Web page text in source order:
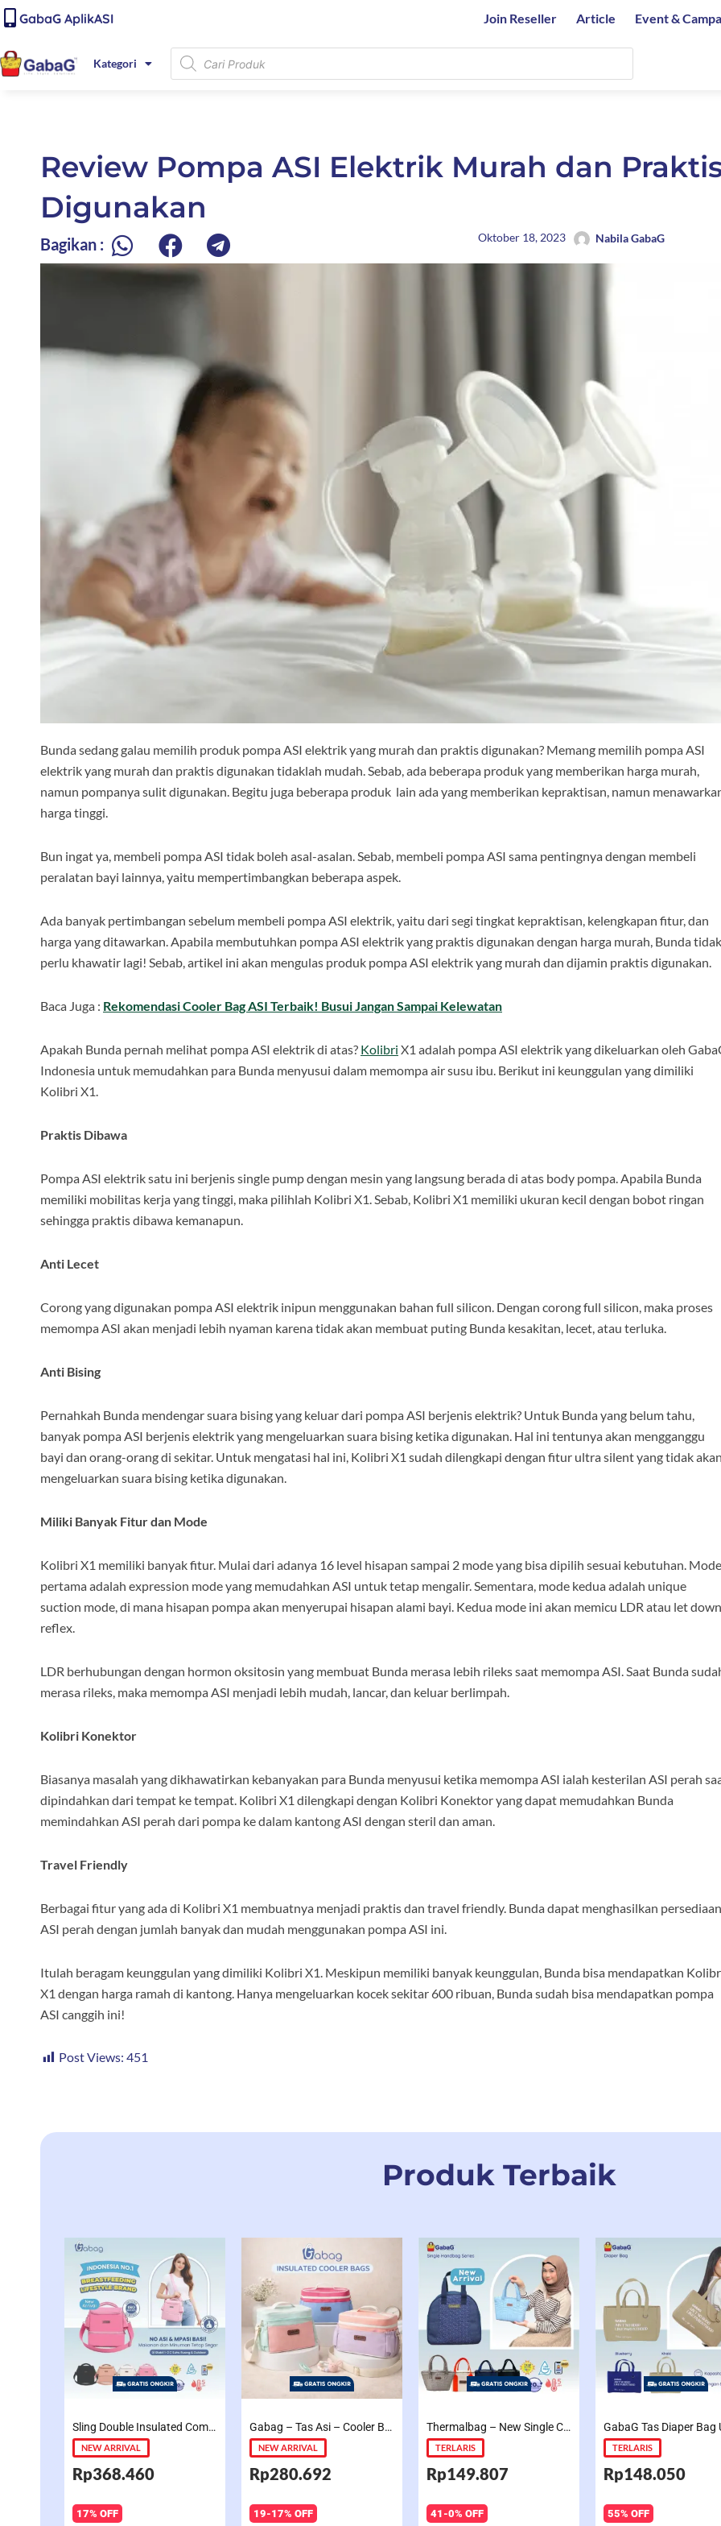
content
Lewati
ke
konten
GabaG AplikASI Join Reseller Article Event &
Kategori
Products
search
Review Pompa ASI Elektrik Murah dan
Digunakan
Bagikan : Oktober 18, 2023 Nabila GabaG
Bunda sedang galau memilih produk pompa ASI elektrik yang murah dan praktis digunakan? Memang memilih pompa ASI
elektrik yang murah dan praktis digunakan tidaklah mudah. Sebab, ada beberapa produk yang memberikan harga murah,
namun pompanya sulit digunakan. Begitu juga beberapa produk lain ada yang memberikan kepraktisan, namun
harga tinggi.
Bun ingat ya, membeli pompa ASI tidak boleh asal-asalan. Sebab, membeli pompa ASI sama pentingnya dengan membeli
peralatan bayi lainnya, yaitu mempertimbangkan beberapa aspek.
Ada banyak pertimbangan sebelum membeli pompa ASI elektrik, yaitu dari segi tingkat kepraktisan, kelengkapan fitur, dan
harga yang ditawarkan. Apabila membutuhkan pompa ASI elektrik yang praktis digunakan dengan harga murah, Bunda tidak
perlu khawatir lagi! Sebab, artikel ini akan mengulas produk pompa ASI elektrik yang murah dan dijamin praktis digunakan.
Baca Juga : Rekomendasi Cooler Bag ASI Terbaik! Busui Jangan Sampai Kelewatan
Apakah Bunda pernah melihat pompa ASI elektrik di atas? Kolibri X1 adalah pompa ASI elektrik yang dikeluarkan oleh
Indonesia untuk memudahkan para Bunda menyusui dalam memompa air susu ibu. Berikut ini keunggulan yang dimiliki
Kolibri X1.
Praktis Dibawa
Pompa ASI elektrik satu ini berjenis single pump dengan mesin yang langsung berada di atas body pompa. Apabila Bunda
memiliki mobilitas kerja yang tinggi, maka pilihlah Kolibri X1. Sebab, Kolibri X1 memiliki ukuran kecil dengan bobot ringan
sehingga praktis dibawa kemanapun.
Anti Lecet
Corong yang digunakan pompa ASI elektrik inipun menggunakan bahan full silicon. Dengan corong full silicon, maka proses
memompa ASI akan menjadi lebih nyaman karena tidak akan membuat puting Bunda kesakitan, lecet, atau terluka.
Anti Bising
Pernahkah Bunda mendengar suara bising yang keluar dari pompa ASI berjenis elektrik? Untuk Bunda yang belum tahu,
banyak pompa ASI berjenis elektrik yang mengeluarkan suara bising ketika digunakan. Hal ini tentunya akan mengganggu
bayi dan orang-orang di sekitar. Untuk mengatasi hal ini, Kolibri X1 sudah dilengkapi dengan fitur ultra silent yang tidak
mengeluarkan suara bising ketika digunakan.
Miliki Banyak Fitur dan Mode
Kolibri X1 memiliki banyak fitur. Mulai dari adanya 16 level hisapan sampai 2 mode yang bisa dipilih sesuai kebutuhan. Mode
pertama adalah expression mode yang memudahkan ASI untuk tetap mengalir. Sementara, mode kedua adalah unique
suction mode, di mana hisapan pompa akan menyerupai hisapan alami bayi. Kedua mode ini akan memicu LDR atau let down
reflex.
LDR berhubungan dengan hormon oksitosin yang membuat Bunda merasa lebih rileks saat memompa ASI. Saat Bunda
merasa rileks, maka memompa ASI menjadi lebih mudah, lancar, dan keluar berlimpah.
Kolibri Konektor
Biasanya masalah yang dikhawatirkan kebanyakan para Bunda menyusui ketika memompa ASI ialah kesterilan ASI perah
dipindahkan dari tempat ke tempat. Kolibri X1 dilengkapi dengan Kolibri Konektor yang dapat memudahkan Bunda
memindahkan ASI perah dari pompa ke dalam kantong ASI dengan steril dan aman.
Travel Friendly
Berbagai fitur yang ada di Kolibri X1 membuatnya menjadi praktis dan travel friendly. Bunda dapat menghasilkan persediaan
ASI perah dengan jumlah banyak dan mudah menggunakan pompa ASI ini.
Itulah beragam keunggulan yang dimiliki Kolibri X1. Meskipun memiliki banyak keunggulan, Bunda bisa mendapatkan
X1 dengan harga ramah di kantong. Hanya mengeluarkan kocek sekitar 600 ribuan, Bunda sudah bisa mendapatkan pompa
ASI canggih ini!
Post Views: 451
Produk Terbaik
Sling Double Insulated Compartment Cappucino Black, Creamy, Salem, Chocolate
NEW ARRIVAL
Rp368.460
17% OFF
Gabag – Tas Asi – Cooler Bag Sling Single Compartment Mint Grape Bubble
NEW ARRIVAL
Rp280.692
19-17% OFF
Thermalbag – New Single Coolerbag Electra / Cooper / Freya
TERLARIS
Rp149.807
41-0% OFF
TERLARIS
Rp148.050
55% OFF